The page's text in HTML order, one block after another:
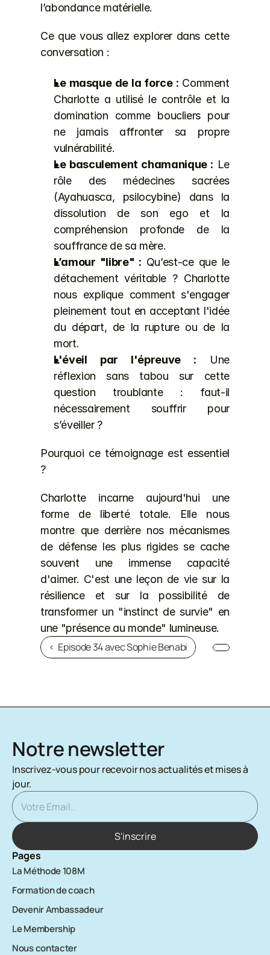
l’abondance matérielle.
Ce que vous allez explorer dans cette
conversation :
Le masque de la force : Comment
Charlotte a utilisé le contrôle et la
domination comme boucliers pour
ne jamais affronter sa propre
vulnérabilité.
Le basculement chamanique : Le
rôle des médecines sacrées
(Ayahuasca, psilocybine) dans la
dissolution de son ego et la
compréhension profonde de la
souffrance de sa mère.
L’amour "libre" : Qu’est-ce que le
détachement véritable ? Charlotte
nous explique comment s'engager
pleinement tout en acceptant l'idée
du départ, de la rupture ou de la
mort.
L'éveil par l'épreuve : Une
réflexion sans tabou sur cette
question troublante : faut-il
nécessairement souffrir pour
s’éveiller ?
Pourquoi ce témoignage est essentiel
?
Charlotte incarne aujourd'hui une
forme de liberté totale. Elle nous
montre que derrière nos mécanismes
de défense les plus rigides se cache
souvent une immense capacité
d'aimer. C'est une leçon de vie sur la
résilience et sur la possibilité de
transformer un "instinct de survie" en
une "présence au monde" lumineuse.
‹  Episode 34 avec Sophie Benabi
Notre newsletter
Inscrivez-vous pour recevoir nos actualités et mises à
jour.
Pages
La Méthode 108M
Formation de coach
Devenir Ambassadeur
Le Membership
Nous contacter